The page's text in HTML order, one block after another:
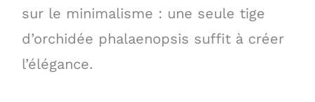
sur le minimalisme : une seule tige
d’orchidée phalaenopsis suffit à créer
l’élégance.